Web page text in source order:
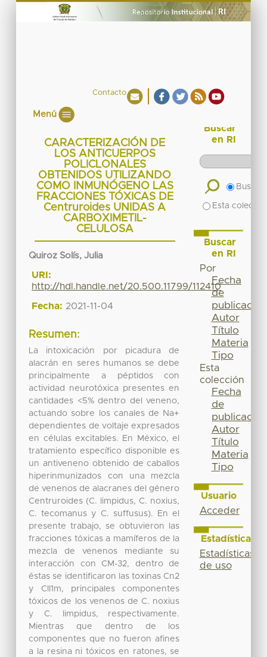
Contacto
Menú
CARACTERIZACIÓN DE
LOS ANTICUERPOS
POLICLONALES
OBTENIDOS UTILIZANDO
COMO INMUNÓGENO LAS
FRACCIONES TÓXICAS DE
Centruroides UNIDAS A
CARBOXIMETIL-
CELULOSA
Quiroz Solís, Julia
URI:
http://hdl.handle.net/20.500.11799/112410
Fecha: 2021-11-04
Resumen:
La intoxicación por picadura de
alacrán en seres humanos se debe
principalmente a péptidos con
actividad neurotóxica presentes en
cantidades <5% dentro del veneno,
actuando sobre los canales de Na+
dependientes de voltaje expresados
en células excitables. En México, el
tratamiento específico disponible es
un antiveneno obtenido de caballos
hiperinmunizados con una mezcla
de venenos de alacranes del género
Centruroides (C. limpidus, C. noxius,
C. tecomanus y C. suffusus). En el
presente trabajo, se obtuvieron las
fracciones tóxicas a mamíferos de la
mezcla de venenos mediante su
interacción con CM-32, dentro de
éstas se identificaron las toxinas Cn2
y Cll1m, principales componentes
tóxicos de los venenos de C. noxius
y C. limpidus, respectivamente.
Mientras que dentro de los
componentes que no fueron afines
a la resina ni tóxicos en ratones, se
Buscar
en RI
Buscar
Esta
Buscar
en RI
Por
Fecha
de
publicación
Autor
Título
Materia
Tipo
Esta
colección
Fecha
de
publicación
Autor
Título
Materia
Tipo
Usuario
Acceder
Estadísticas
Estadísticas
de uso